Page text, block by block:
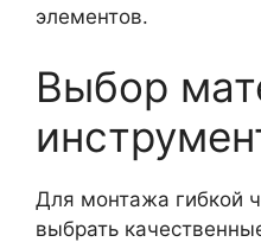
элементов.
Выбор
Для монтажа гибкой
выбрать